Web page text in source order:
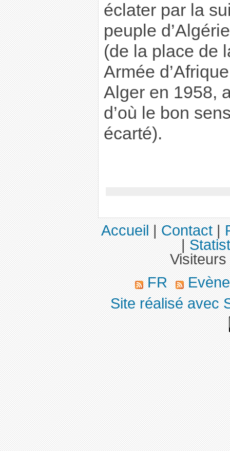
éclater par la
peuple
(de la place de
Armée
Alger en 1958,
d’où le bon
écarté).
Accueil|Contact|
|
FR
Site réalisé avec